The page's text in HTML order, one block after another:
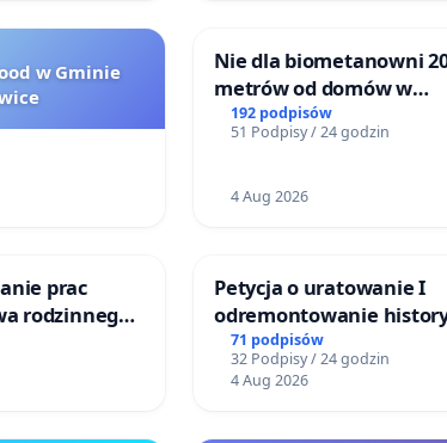
w Gminie
Nie dla biometanowni
metrów od domów w
Biernatkach, gm.
Wielkie
192 podpisów
51 Podpisy / 24 godzin
4 Aug 2026
prac
rodzinnego
Petycja o uratowanie I
odremontowanie
Lokomotywy sm42-914
71 podpisów
32 Podpisy / 24 godzin
4 Aug 2026